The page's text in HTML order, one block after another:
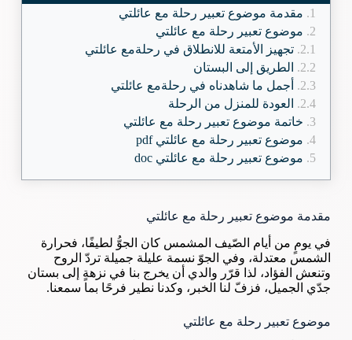
مقدمة موضوع تعبير رحلة مع عائلتي
موضوع تعبير رحلة مع عائلتي
تجهيز الأمتعة للانطلاق في رحلةمع عائلتي
الطريق إلى البستان
أجمل ما شاهدناه في رحلةمع عائلتي
العودة للمنزل من الرحلة
خاتمة موضوع تعبير رحلة مع عائلتي
موضوع تعبير رحلة مع عائلتي pdf
موضوع تعبير رحلة مع عائلتي doc
مقدمة موضوع تعبير رحلة مع عائلتي
في يومٍ من أيام الصّيف المشمس كان الجوُّ لطيفًا، فحرارة
الشمس معتدلة، وفي الجوّ نسمة عليلة جميلة تردّ الروح
وتنعش الفؤاد، لذا قرّر والدي أن يخرج بنا في نزهةٍ إلى بستان
جدّي الجميل، فزفّ لنا الخبر، وكدنا نطير فرحًا بما سمعنا.
موضوع تعبير رحلة مع عائلتي